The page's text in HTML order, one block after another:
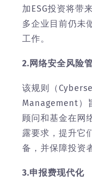
加ESG投资将带
多企业目前仍未
工作。
2.网络安全风险
该规则（
Management）
顾问和基金在网
露要求，提升它
备，并保障投资
3.申报费现代化